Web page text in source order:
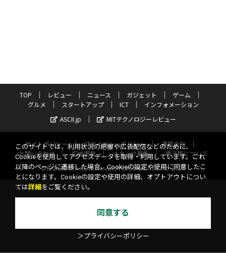
TOP レビュー ニュース ガジェット
ゲーム
グルメ
スタートアップ ICT
インフォメーション
ASCII.jp
MITテクノロジーレビュー
サイトポリシー プライバシーポリシー
運営会社
お問い合わせ
広告掲載 スタッフ募集
電子版について
©KADOKAWA ASCII Research Laboratories, Inc. 2026
このサイトでは、利用状況の把握や広告配信などのために、
Cookieを使用してアクセスデータを取得・利用しています。これ
以降のページに遷移した場合、Cookieの設定や使用に同意したこ
とになります。Cookieの設定や使用の詳細、オプトアウトについ
ては詳細 をご覧ください。
同意する
＞プライバシーポリシー